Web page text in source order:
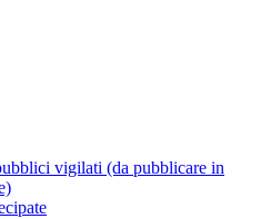
vigilati (da pubblicare in